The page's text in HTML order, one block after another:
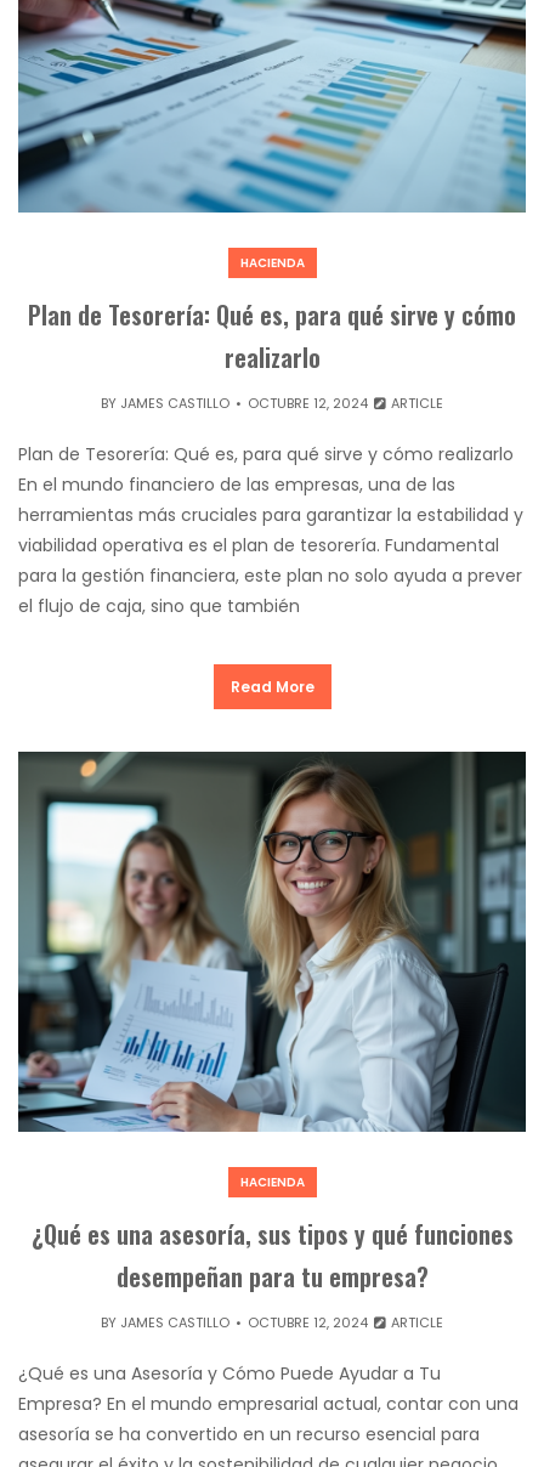
HACIENDA
Plan de Tesorería: Qué es, para qué sirve y cómo
realizarlo
BY JAMES CASTILLO OCTUBRE 12, 2024 ARTICLE
Plan de Tesorería: Qué es, para qué sirve y cómo realizarlo
En el mundo financiero de las empresas, una de las
herramientas más cruciales para garantizar la estabilidad y
viabilidad operativa es el plan de tesorería. Fundamental
para la gestión financiera, este plan no solo ayuda a prever
el flujo de caja, sino que también
Read More
HACIENDA
¿Qué es una asesoría, sus tipos y qué funciones
desempeñan para tu empresa?
BY JAMES CASTILLO OCTUBRE 12, 2024 ARTICLE
¿Qué es una Asesoría y Cómo Puede Ayudar a Tu
Empresa? En el mundo empresarial actual, contar con una
asesoría se ha convertido en un recurso esencial para